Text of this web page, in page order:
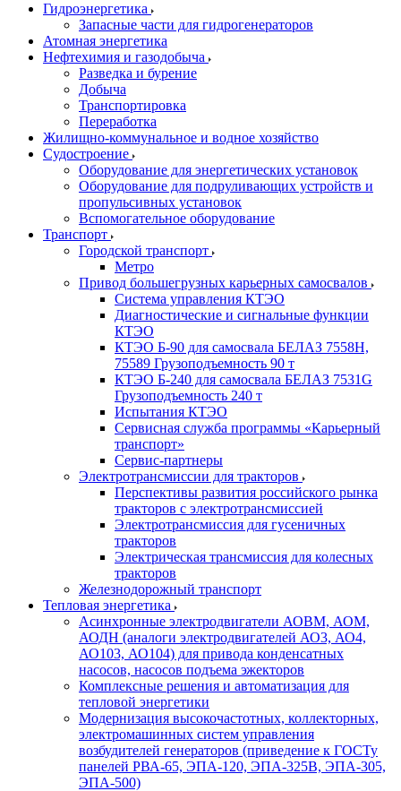
Гидроэнергетика
Запасные части для гидрогенераторов
Атомная энергетика
Нефтехимия и газодобыча
Разведка и бурение
Добыча
Транспортировка
Переработка
Жилищно-коммунальное и водное хозяйство
Судостроение
Оборудование для энергетических установок
Оборудование для подруливающих устройств и
пропульсивных установок
Вспомогательное оборудование
Транспорт
Городской транспорт
Метро
Привод большегрузных карьерных самосвалов
Система управления КТЭО
Диагностические и сигнальные функции
КТЭО
КТЭО Б-90 для самосвала БЕЛАЗ 7558H,
75589 Грузоподъемность 90 т
КТЭО Б-240 для самосвала БЕЛАЗ 7531G
Грузоподъемность 240 т
Испытания КТЭО
Сервисная служба программы «Карьерный
транспорт»
Сервис-партнеры
Электротрансмиссии для тракторов
Перспективы развития российского рынка
тракторов с электротрансмиссией
Электротрансмиссия для гусеничных
тракторов
Электрическая трансмиссия для колесных
тракторов
Железнодорожный транспорт
Тепловая энергетика
Асинхронные электродвигатели АОВМ, АОМ,
АОДН (аналоги электродвигателей АО3, АО4,
АО103, АО104) для привода конденсатных
насосов, насосов подъема эжекторов
Комплексные решения и автоматизация для
тепловой энергетики
Модернизация высокочастотных, коллекторных,
электромашинных систем управления
возбудителей генераторов (приведение к ГОСТу
панелей РВА-65, ЭПА-120, ЭПА-325В, ЭПА-305,
ЭПА-500)